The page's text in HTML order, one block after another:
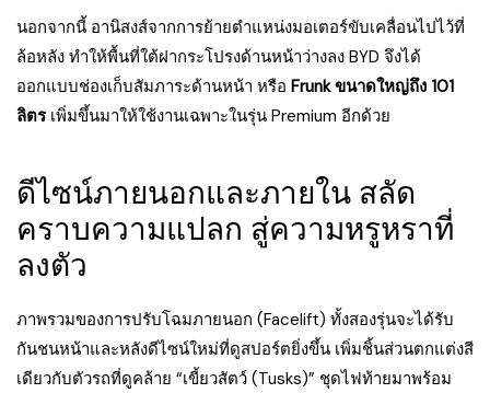
นอกจากนี้ อานิสงส์จากการย้ายตำแหน่งมอเตอร์ขับเคลื่อนไปไว้ที่
ล้อหลัง ทำให้พื้นที่ใต้ฝากระโปรงด้านหน้าว่างลง BYD จึงได้
ออกแบบช่องเก็บสัมภาระด้านหน้า หรือ Frunk ขนาดใหญ่ถึง 101
ลิตรเพิ่มขึ้นมาให้ใช้งานเฉพาะในรุ่น Premium อีกด้วย
ดีไซน์ภายนอกและภายใน สลัด
คราบความแปลก สู่ความหรูหราที่
ลงตัว
ภาพรวมของการปรับโฉมภายนอก (Facelift) ทั้งสองรุ่นจะได้รับ
กันชนหน้าและหลังดีไซน์ใหม่ที่ดูสปอร์ตยิ่งขึ้น เพิ่มชิ้นส่วนตกแต่งสี
เดียวกับตัวรถที่ดูคล้าย “เขี้ยวสัตว์ (Tusks)” ชุดไฟท้ายมาพร้อม